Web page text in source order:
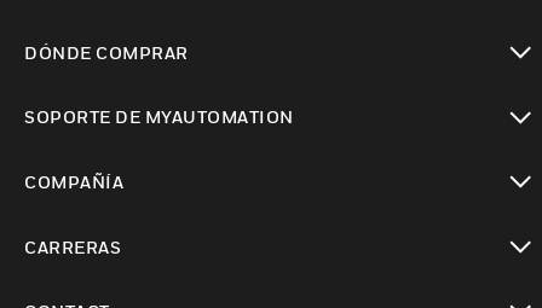
DÓNDE COMPRAR
SOPORTE DE MYAUTOMATION
COMPAÑÍA
CARRERAS